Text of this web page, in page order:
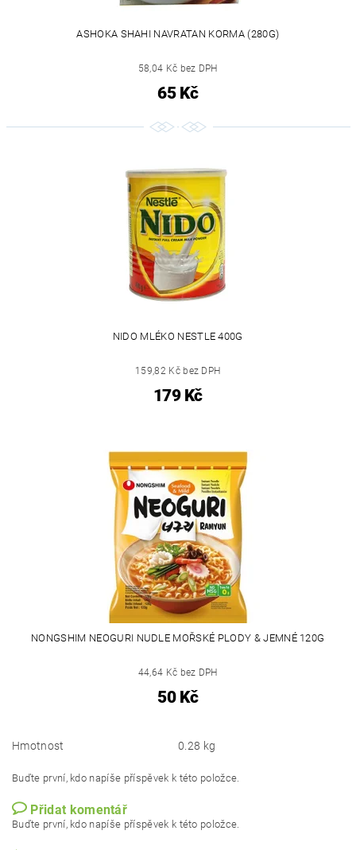
ASHOKA SHAHI NAVRATAN KORMA (280G)
58,04 Kč bez DPH
65 Kč
NIDO MLÉKO NESTLE 400G
159,82 Kč bez DPH
179 Kč
NONGSHIM NEOGURI NUDLE MOŘSKÉ PLODY & JEMNÉ 120G
44,64 Kč bez DPH
50 Kč
Hmotnost 0.28 kg
Buďte první, kdo napíše příspěvek k této položce.
Přidat komentář
Buďte první, kdo napíše příspěvek k této položce.